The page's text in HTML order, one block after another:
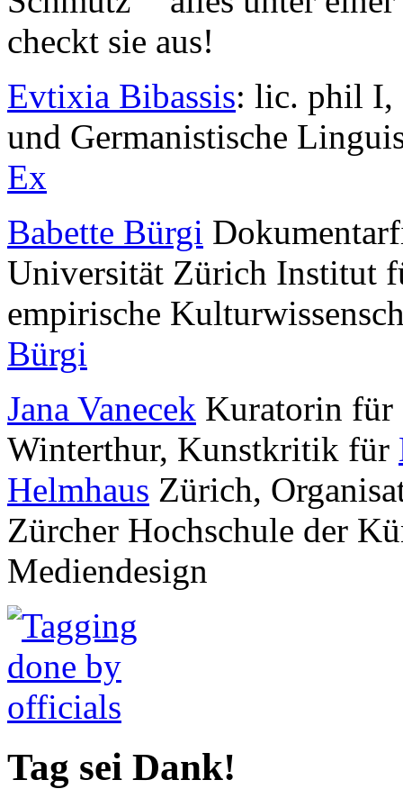
checkt sie aus!
Evtixia Bibassis: lic. phil I,
und Germanistische
Ex
Babette Bürgi
Universität Zürich Institut
empirische
Bürgi
Jana Vanecek Kuratorin für
Winterthur, Kunstkritik für
Helmhaus Zürich,
Zürcher Hochschule der
Mediendesign
Tag sei Dank!